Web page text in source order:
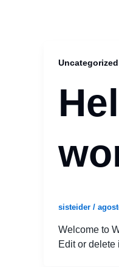
Uncategorized
sisteider /
Welcome to
Edit or delete